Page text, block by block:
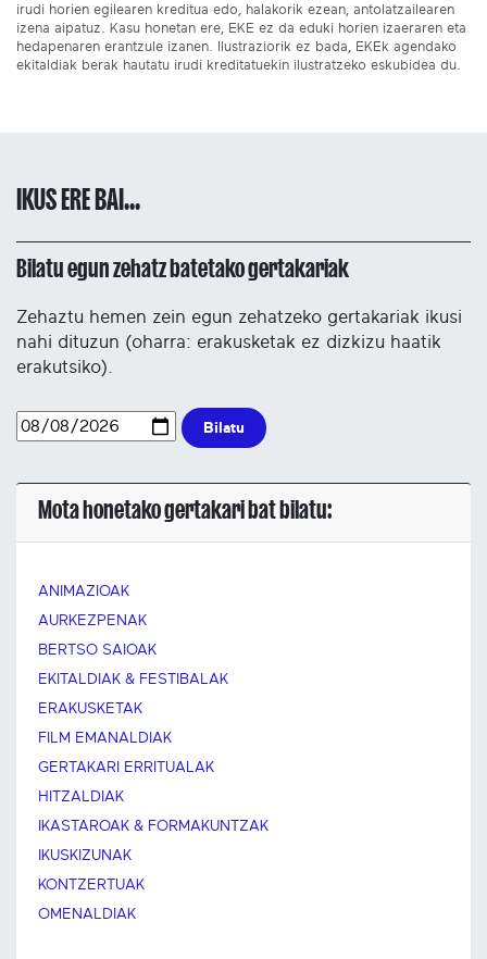
irudi horien egilearen kreditua edo, halakorik ezean, antolatzailearen
izena aipatuz. Kasu honetan ere, EKE ez da eduki horien izaeraren eta
hedapenaren erantzule izanen. Ilustraziorik ez bada, EKEk agendako
ekitaldiak berak hautatu irudi kreditatuekin ilustratzeko eskubidea du.
IKUS ERE BAI...
Bilatu egun zehatz batetako gertakariak
Zehaztu hemen zein egun zehatzeko gertakariak ikusi
nahi dituzun (oharra: erakusketak ez dizkizu haatik
erakutsiko).
Bilatu
Mota honetako gertakari bat bilatu:
ANIMAZIOAK
AURKEZPENAK
BERTSO SAIOAK
EKITALDIAK & FESTIBALAK
ERAKUSKETAK
FILM EMANALDIAK
GERTAKARI ERRITUALAK
HITZALDIAK
IKASTAROAK & FORMAKUNTZAK
IKUSKIZUNAK
KONTZERTUAK
OMENALDIAK